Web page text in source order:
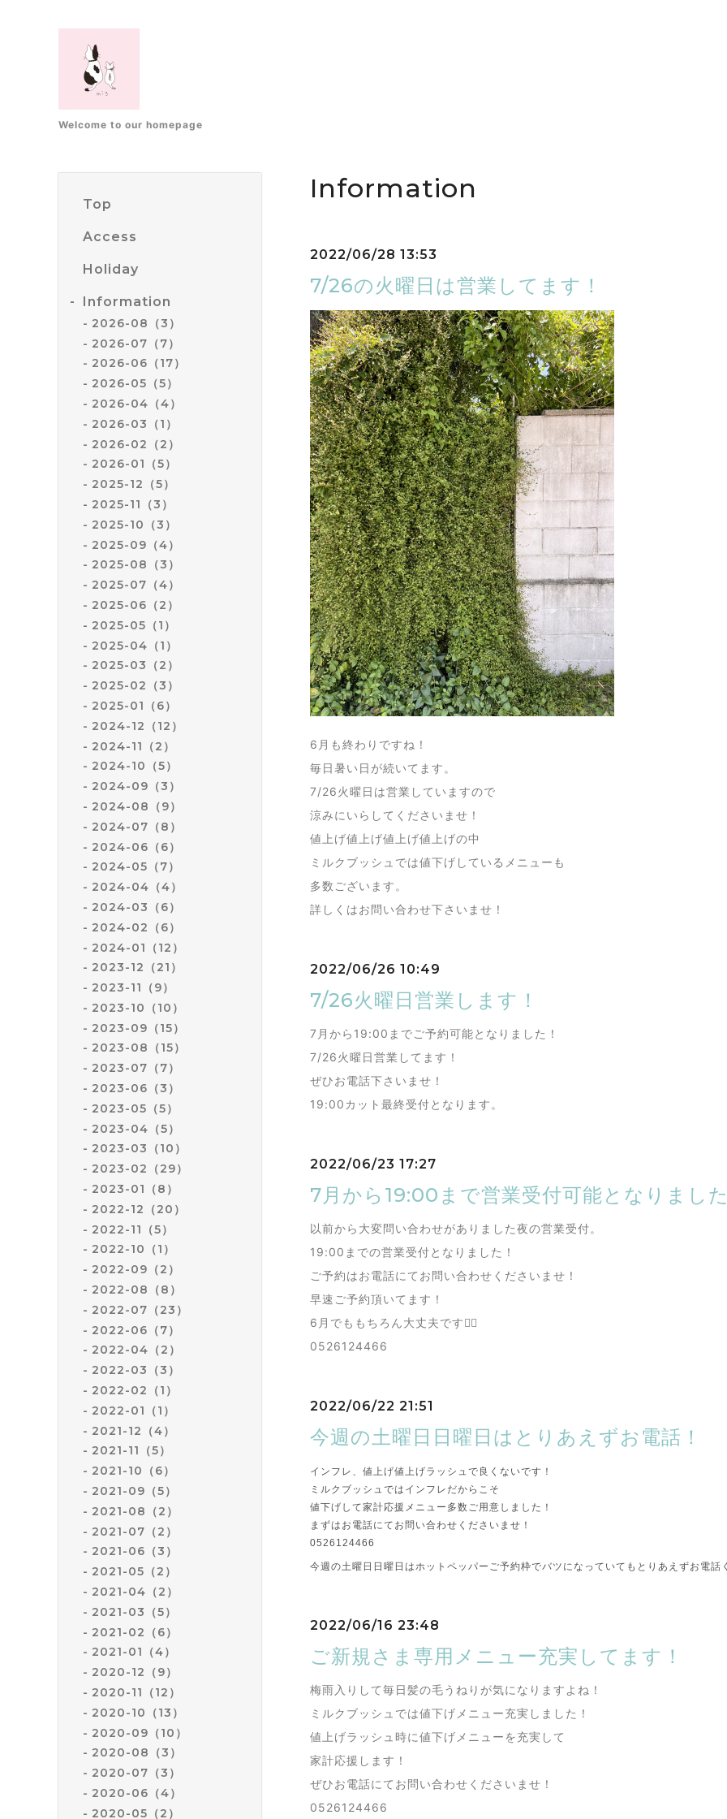
Welcome to our homepage
Top
Access
Holiday
Information
2026-08（3）
2026-07（7）
2026-06（17）
2026-05（5）
2026-04（4）
2026-03（1）
2026-02（2）
2026-01（5）
2025-12（5）
2025-11（3）
2025-10（3）
2025-09（4）
2025-08（3）
2025-07（4）
2025-06（2）
2025-05（1）
2025-04（1）
2025-03（2）
2025-02（3）
2025-01（6）
2024-12（12）
2024-11（2）
2024-10（5）
2024-09（3）
2024-08（9）
2024-07（8）
2024-06（6）
2024-05（7）
2024-04（4）
2024-03（6）
2024-02（6）
2024-01（12）
2023-12（21）
2023-11（9）
2023-10（10）
2023-09（15）
2023-08（15）
2023-07（7）
2023-06（3）
2023-05（5）
2023-04（5）
2023-03（10）
2023-02（29）
2023-01（8）
2022-12（20）
2022-11（5）
2022-10（1）
2022-09（2）
2022-08（8）
2022-07（23）
2022-06（7）
2022-04（2）
2022-03（3）
2022-02（1）
2022-01（1）
2021-12（4）
2021-11（5）
2021-10（6）
2021-09（5）
2021-08（2）
2021-07（2）
2021-06（3）
2021-05（2）
2021-04（2）
2021-03（5）
2021-02（6）
2021-01（4）
2020-12（9）
2020-11（12）
2020-10（13）
2020-09（10）
2020-08（3）
2020-07（3）
2020-06（4）
2020-05（2）
Information
2022/06/28 13:53
7/26の火曜日は営業してます！
6月も終わりですね！
毎日暑い日が続いてます。
7/26火曜日は営業していますので
涼みにいらしてくださいませ！
値上げ値上げ値上げ値上げの中
ミルクブッシュでは値下げしているメニューも
多数ございます。
詳しくはお問い合わせ下さいませ！
2022/06/26 10:49
7/26火曜日営業します！
7月から19:00までご予約可能となりました！
7/26火曜日営業してます！
ぜひお電話下さいませ！
19:00カット最終受付となります。
2022/06/23 17:27
7月から19:00まで営業受付可能となりまし
以前から大変問い合わせがありました夜の営業受付。
19:00までの営業受付となりました！
ご予約はお電話にてお問い合わせくださいませ！
早速ご予約頂いてます！
6月でももちろん大丈夫です🙆‍♀️
0526124466
2022/06/22 21:51
今週の土曜日日曜日はとりあえずお電話！
インフレ、値上げ値上げラッシュで良くないです！
ミルクブッシュではインフレだからこそ
値下げして家計応援メニュー多数ご用意しました！
まずはお電話にてお問い合わせくださいませ！
0526124466
今週の土曜日日曜日はホットペッパーご予約枠でバツになっていてもとりあえずお電話
2022/06/16 23:48
ご新規さま専用メニュー充実してます！
梅雨入りして毎日髪の毛うねりが気になりますよね！
ミルクブッシュでは値下げメニュー充実しました！
値上げラッシュ時に値下げメニューを充実して
家計応援します！
ぜひお電話にてお問い合わせくださいませ！
0526124466